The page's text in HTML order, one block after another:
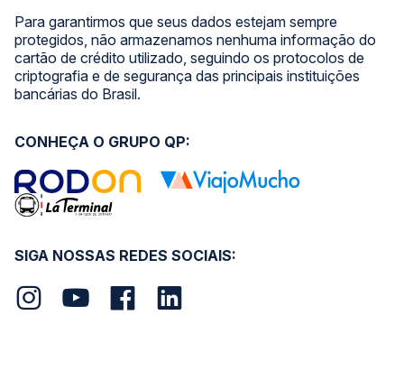
Para garantirmos que seus dados estejam sempre
protegidos, não armazenamos nenhuma informação do
cartão de crédito utilizado, seguindo os protocolos de
criptografia e de segurança das principais instituições
bancárias do Brasil.
SIGA NOSSAS REDES SOCIAIS:
CONHEÇA O GRUPO QP: